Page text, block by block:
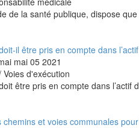
de la santé publique, dispose
il être pris en compte dans
mai 05 2021
Voies d'exécution
être pris en compte dans l’actif
chemins et voies communales